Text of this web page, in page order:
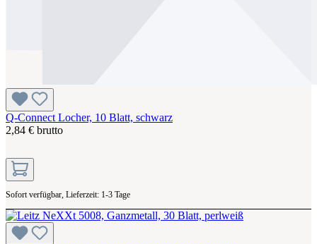
Q-Connect Locher, 10 Blatt, schwarz
2,84 € brutto
Sofort verfügbar, Lieferzeit: 1-3 Tage